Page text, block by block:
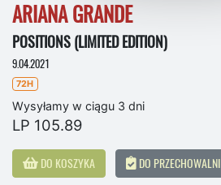
ARIANA GRANDE
POSITIONS (LIMITED EDITION)
9.04.2021
72H
Wysyłamy w ciągu 3 dni
LP 105.89
DO KOSZYKA DO PRZECHOWALNI